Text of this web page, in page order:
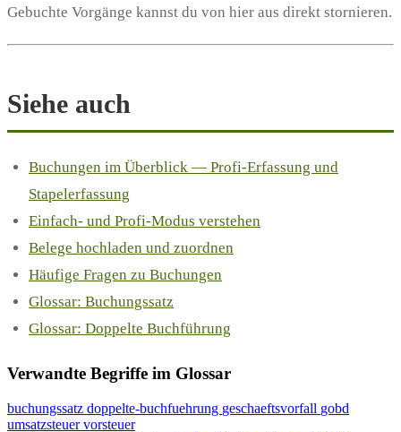
Gebuchte Vorgänge kannst du von hier aus direkt stornieren.
Siehe auch
Buchungen im Überblick — Profi-Erfassung und
Stapelerfassung
Einfach- und Profi-Modus verstehen
Belege hochladen und zuordnen
Häufige Fragen zu Buchungen
Glossar: Buchungssatz
Glossar: Doppelte Buchführung
Verwandte Begriffe im Glossar
buchungssatz doppelte-buchfuehrung geschaeftsvorfall gobd
umsatzsteuervorsteuer